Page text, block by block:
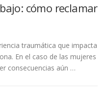
cómo reclamar
traumática que impacta
En el caso de las mujeres
consecuencias aún …